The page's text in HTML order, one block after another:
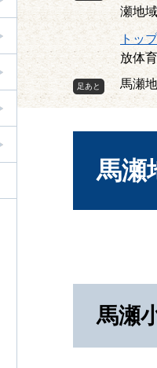
瀬地
トッ
放体
馬瀬
文
馬瀬
馬瀬